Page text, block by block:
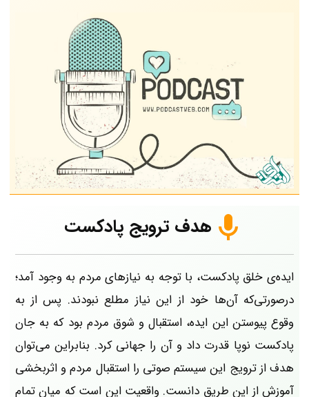
هدف ترویج پادکست
ایده‌­ی خلق پادکست، با توجه به نیازهای مردم به وجود آمد؛
درصورتی‌که آن‌ها خود از این نیاز مطلع نبودند. پس از به
وقوع پیوستن این ایده، استقبال و شوق مردم بود که به جان
پادکست نوپا قدرت داد و آن را جهانی کرد. بنابراین می‌توان
هدف از ترویج این سیستم صوتی را استقبال مردم و اثربخشی
آموزش از این طریق دانست. واقعیت این است که میان تمام